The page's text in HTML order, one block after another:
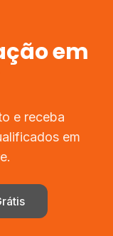
em
e receba
em
.